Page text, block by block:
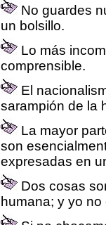
No guardes
un bolsillo.
Lo más
comprensible.
El
sarampión de la
La mayor
son
expresadas en
Dos cosas
humana; y yo